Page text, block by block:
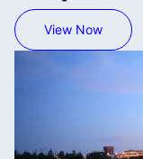
View Now